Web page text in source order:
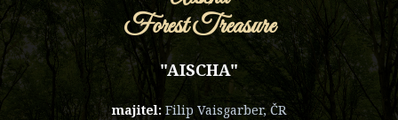
Forest Treasure
"AISCHA"
majitel: Filip Vaisgarber, ČR